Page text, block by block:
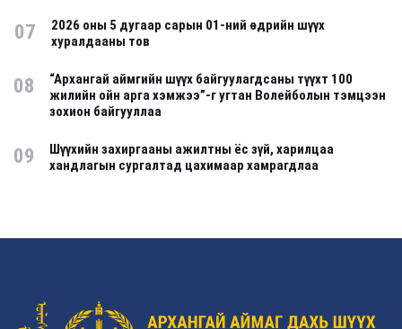
07
2026 оны 5 дугаар сарын 01-ний өдрийн шүүх
хуралдааны тов
08
“Архангай аймгийн шүүх байгуулагдсаны түүхт 100
жилийн ойн арга хэмжээ”-г угтан Волейболын тэмцээн
зохион байгууллаа
09
Шүүхийн захиргааны ажилтны ёс зүй, харилцаа
хандлагын сургалтад цахимаар хамрагдлаа